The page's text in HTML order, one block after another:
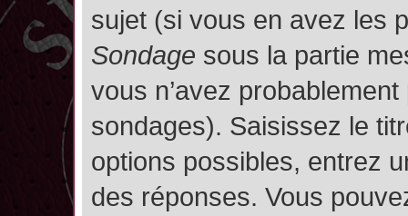
sujet (si vous en avez les
Sondage sous la partie
vous n’avez
sondages). Saisissez le
options possibles, entrez
des réponses. Vous